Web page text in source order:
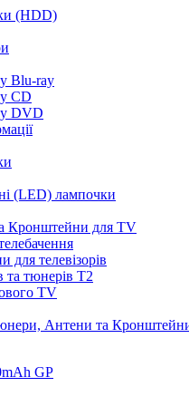
(HDD)
Blu-ray
CD
DVD
(LED) лампочки
Кронштейни для TV
телевізорів
та тюнерів T2
TV
Антени та
GP